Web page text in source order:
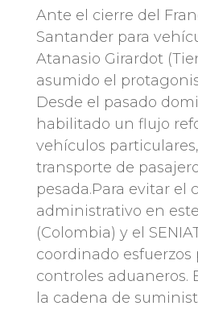
Ante el cierre del
Santander para
Atanasio Girardot
asumido el
Desde el pasado
habilitado un flujo
vehículos
transporte de
pesada.Para evitar el
administrativo en
(Colombia) y el
coordinado esfuerzos
controles aduaneros.
la cadena de